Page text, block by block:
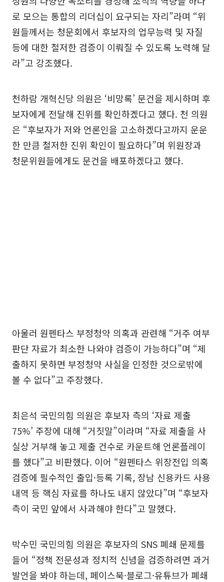
로 모으는 통합의 리더십이 요구되는 자리”라며 “위
원들께서는 청문회에서 후보자의 업무능력 및 자질
등에 대한 철저한 검증이 이뤄질 수 있도록 노력해 달
라”고 강조했다.
천하람 개혁신당 의원은 ‘비망록’ 문건을 제시하며 후
보자에게 전달해 진위를 확인하겠다고 했다. 천 의원
은 “후보자가 저와 언론인을 고소하겠다고까지 운운
한 만큼 철저한 진위 확인이 필요하다”며 위원장과
청문위원들에게도 문건을 배포하겠다고 했다.
아울러 원펜타스 부정청약 의혹과 관련해 “거주 여부
판단 자료가 최소한 나와야 검증이 가능하다”며 “제
출하지 못하면 부정청약 사실을 인정한 것으로밖에
볼 수 없다”고 주장했다.
최은석 국민의힘 의원은 후보자 측의 ‘자료 제출
75%’ 주장에 대해 “거짓말”이라며 “자료 제출을 사
실상 거부해 놓고 제출 건수로 카운트해 언론플레이
를 했다”고 비판했다. 이어 “원펜타스 위장전입 의혹
검증에 필수적인 출입·등록 기록, 장남 신용카드 사용
내역 등 핵심 자료를 하나도 내지 않았다”며 “후보자
측이 국민 앞에서 사과해야 한다”고 말했다.
박수민 국민의힘 의원은 후보자의 SNS 폐쇄 문제를
들어 “정책 전문성과 정치적 신념을 검증하려면 과거
발언을 봐야 하는데, 페이스북·블로그·유튜브가 폐쇄